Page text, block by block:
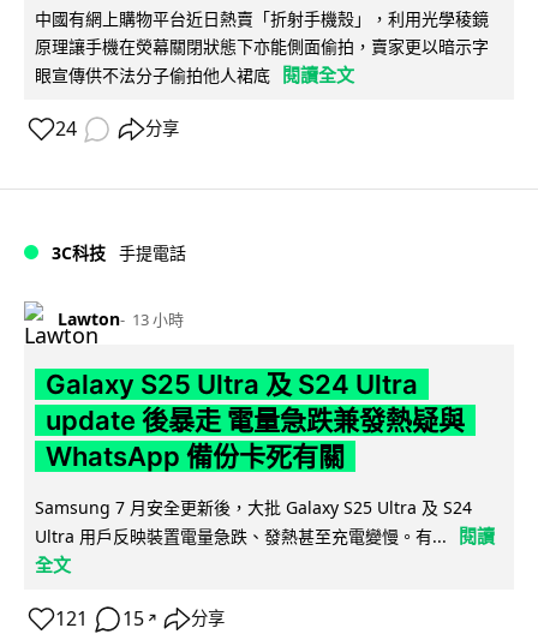
中國有網上購物平台近日熱賣「折射手機殼」，利用光學稜鏡
原理讓手機在熒幕關閉狀態下亦能側面偷拍，賣家更以暗示字
眼宣傳供不法分子偷拍他人裙底
閱讀全文
24 分享
3C科技 手提電話
Lawton 13 小時
Galaxy S25 Ultra 及 S24 Ultra
update 後暴走 電量急跌兼發熱疑與
WhatsApp 備份卡死有關
Samsung 7 月安全更新後，大批 Galaxy S25 Ultra 及 S24
Ultra 用戶反映裝置電量急跌、發熱甚至充電變慢。有...
閱讀
全文
121 15 ↗ 分享